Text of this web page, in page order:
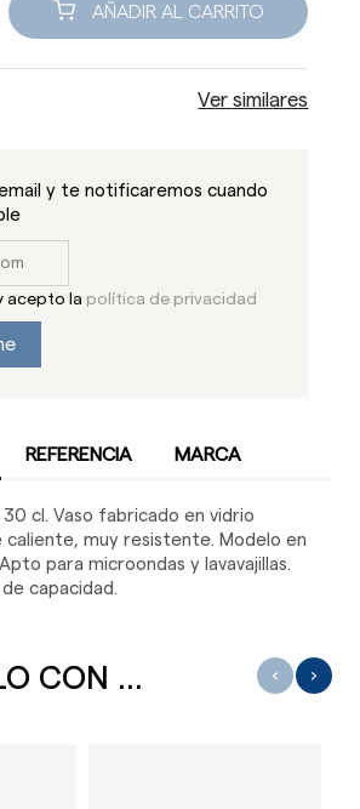
AÑADIR AL CARRITO
Ver similares
y te notificaremos cuando
acepto la política de privacidad
REFERENCIA MARCA
30 cl. Vaso fabricado en vidrio
muy resistente. Modelo en
para microondas y lavavajillas.
capacidad.
CON ... ‹ ›